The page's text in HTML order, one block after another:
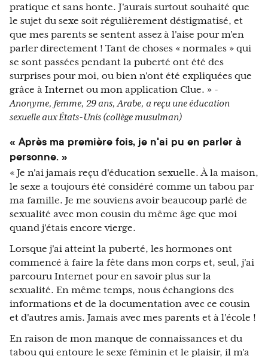
pratique et sans honte. J'aurais surtout souhaité que
le sujet du sexe soit régulièrement déstigmatisé, et
que mes parents se sentent assez à l'aise pour m'en
parler directement ! Tant de choses « normales » qui
se sont passées pendant la puberté ont été des
surprises pour moi, ou bien n'ont été expliquées que
grâce à Internet ou mon application Clue. » -
Anonyme, femme, 29 ans, Arabe, a reçu une éducation
sexuelle aux États-Unis (collège musulman)
« Après ma première fois, je n'ai pu en parler à
personne. »
« Je n'ai jamais reçu d'éducation sexuelle. À la maison,
le sexe a toujours été considéré comme un tabou par
ma famille. Je me souviens avoir beaucoup parlé de
sexualité avec mon cousin du même âge que moi
quand j'étais encore vierge.
Lorsque j'ai atteint la puberté, les hormones ont
commencé à faire la fête dans mon corps et, seul, j'ai
parcouru Internet pour en savoir plus sur la
sexualité. En même temps, nous échangions des
informations et de la documentation avec ce cousin
et d'autres amis. Jamais avec mes parents et à l'école !
En raison de mon manque de connaissances et du
tabou qui entoure le sexe féminin et le plaisir, il m'a